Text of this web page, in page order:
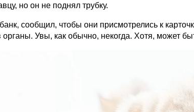
но он не поднял трубку.
сообщил, чтобы они присмотрелись к
органы. Увы, как обычно, некогда. Хотя, может